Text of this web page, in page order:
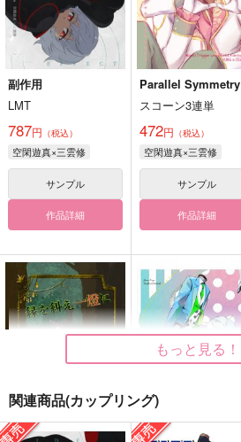
副作用
LMT
787円 （税込）
空閑遊真×三雲修
サンプル
作品詳細
Parallel Symmetry
スコーン3連単
472円 （税込）
空閑遊真×三雲修
サンプル
作品詳細
もっと見る！
関連商品(カップリング)